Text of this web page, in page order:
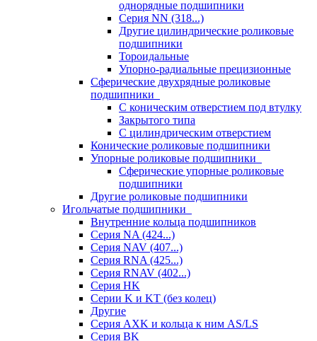
однорядные подшипники
Серия NN (318...)
Другие цилиндрические роликовые
подшипники
Тороидальные
Упорно-радиальные прецизионные
Сферические двухрядные роликовые
подшипники
С коническим отверстием под втулку
Закрытого типа
С цилиндрическим отверстием
Конические роликовые подшипники
Упорные роликовые подшипники
Сферические упорные роликовые
подшипники
Другие роликовые подшипники
Игольчатые подшипники
Внутренние кольца подшипников
Серия NA (424...)
Серия NAV (407...)
Серия RNA (425...)
Серия RNAV (402...)
Серия HK
Серии K и KT (без колец)
Другие
Серия AXK и кольца к ним AS/LS
Серия BK